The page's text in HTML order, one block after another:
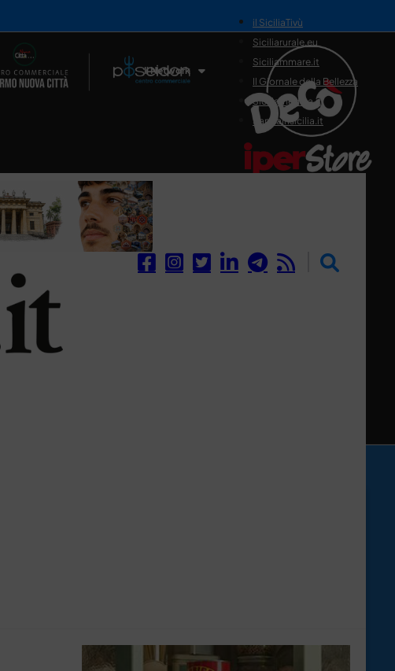
Il Network
il SiciliaTivù
Siciliarurale.eu
Siciliammare.it
Il Giornale della Bellezza
Siciliamedica.it
Sanitainsicilia.it